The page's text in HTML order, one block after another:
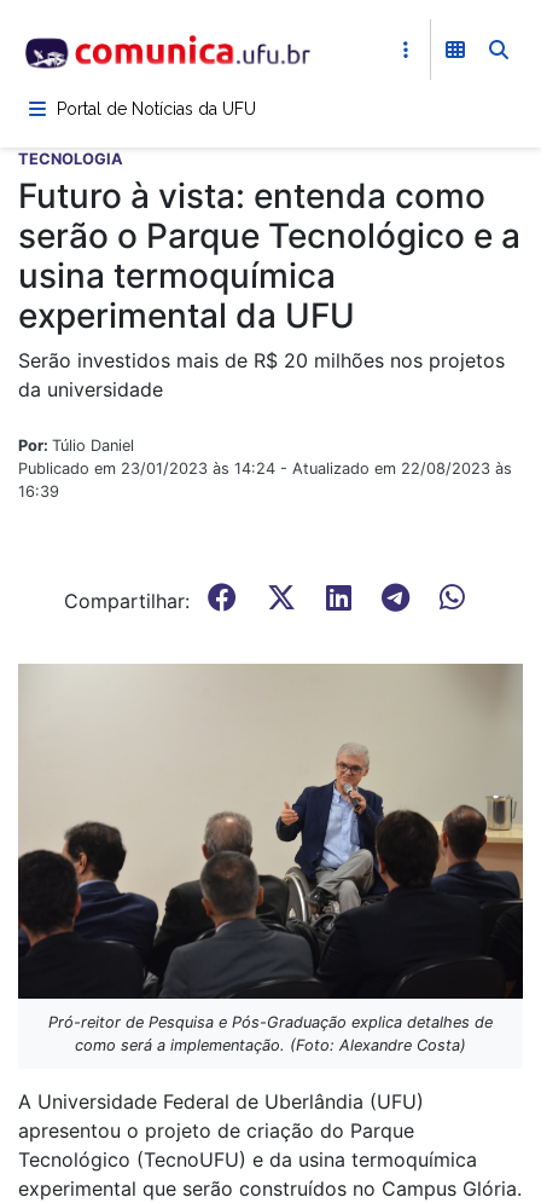
para
conteúdoPortal de Notícias da UFU
TECNOLOGIA
Futuro à vista: entenda como
serão o Parque Tecnológico e a
usina termoquímica
experimental da UFU
Serão investidos mais de R$ 20 milhões nos projetos
da universidade
Por: Túlio Daniel
Publicado em 23/01/2023 às 14:24 - Atualizado em 22/08/2023 às
16:39
Compartilhar:
Pró-reitor de Pesquisa e Pós-Graduação explica detalhes de
como será a implementação. (Foto: Alexandre Costa)
A Universidade Federal de Uberlândia (UFU)
apresentou o projeto de criação do Parque
Tecnológico (TecnoUFU) e da usina termoquímica
experimental que serão construídos no Campus Glória.